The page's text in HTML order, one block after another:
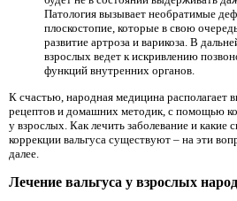
Патология вызывает необратимые
плоскостопие, которые в свою
развитие артроза и варикоза. В
взрослых ведет к искривлению
функций внутренних органов.
К счастью, народная медицина располагает
рецептов и домашних методик, с помощью
у взрослых. Как лечить заболевание и какие
коррекции вальгуса существуют – на эти
далее.
Лечение вальгуса у взрослых